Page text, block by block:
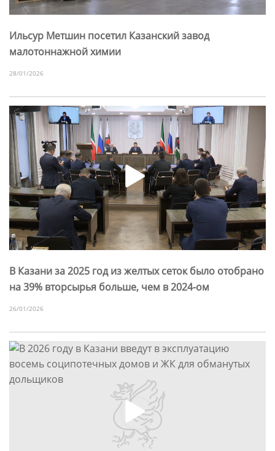
Ильсур Метшин посетил Казанский завод
малотоннажной химии
28/01/2026
В Казани за 2025 год из желтых сеток было отобрано
на 39% вторсырья больше, чем в 2024-ом
26/01/2026